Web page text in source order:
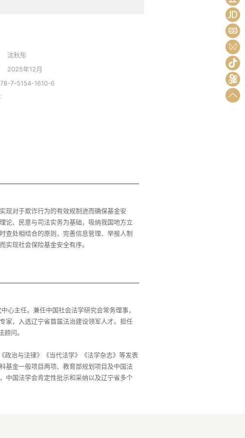
沈秋彤
2025年12月
7-5154-1610-6
现对于欺诈行为的有效规制进而确保基金安
论、民意与司法实务为基础，吸纳我国地方立
查处相结合的原则，完善信息管理、举报人制
心主任。兼任中国社会法学研究会常务理事，
家，入选辽宁省首届法治建设领军人才。担任
问。
政治与法律》《当代法学》《法学杂志》等发表
基金一般项目两项、教育部规划项目及中国法
中国法学会肯定性批示和采纳以及辽宁省多个